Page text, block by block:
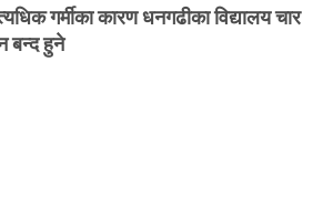
गर्मीका कारण धनगढीका विद्यालय चार
बन्द हुने